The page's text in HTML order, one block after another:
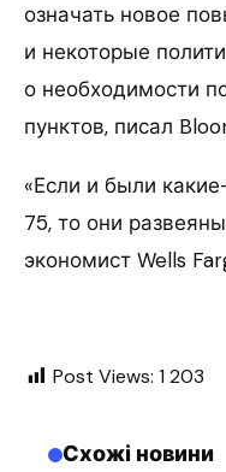
означать новое
и некоторые
о необходимости
пунктов, писал
«Если и были
75, то они
экономист Wells
Post Views: 1 203
Схожі новини